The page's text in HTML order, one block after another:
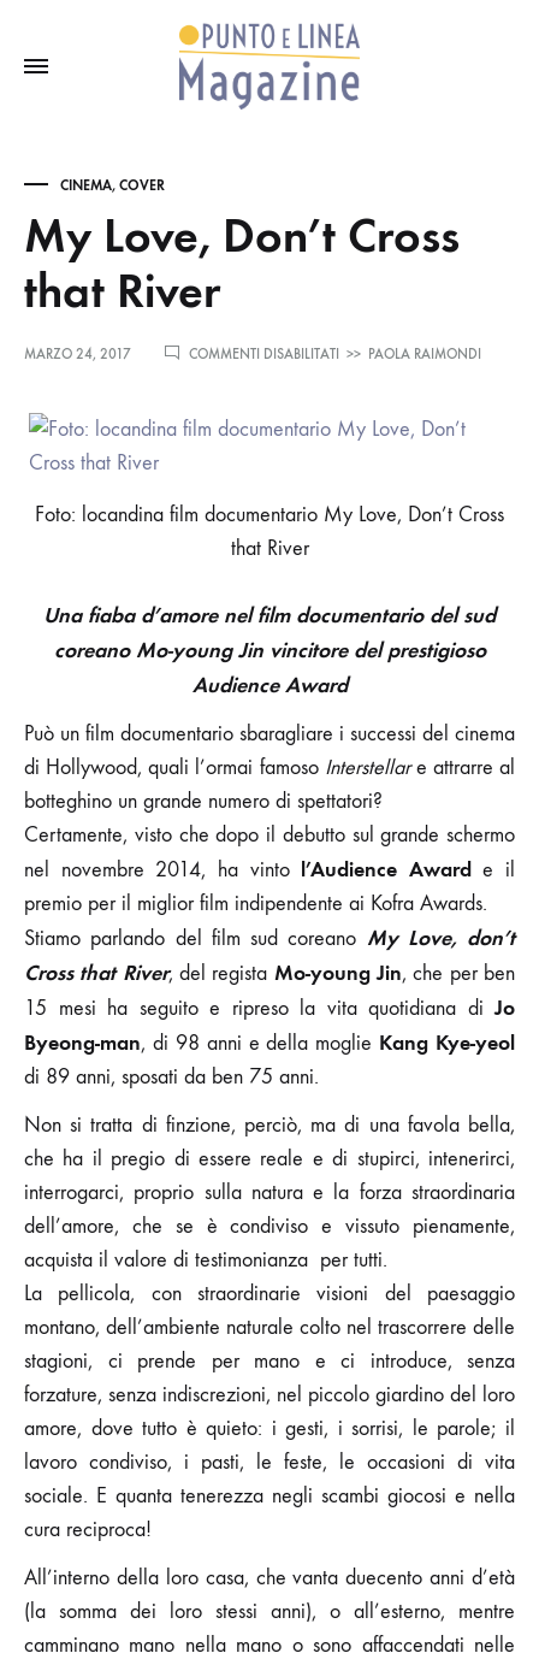
CINEMA, COVER
My Love, Don’t Cross
that River
MARZO 24, 2017 COMMENTI DISABILITATI
SU
DON’T
CROSS
>> PAOLA RAIMONDI
Foto: locandina film documentario My Love, Don’t Cross
that River
Una fiaba d’amore nel film documentario del sud
coreano Mo-young Jin vincitore del prestigioso
Audience Award
Può un film documentario sbaragliare i successi del cinema
di Hollywood, quali l’ormai famoso Interstellare attrarre al
botteghino un grande numero di spettatori?
Certamente, visto che dopo il debutto sul grande schermo
nel novembre 2014, ha vinto l’Audience Awarde il
premio per il miglior film indipendente ai Kofra Awards.
Stiamo parlando del film sud coreano My Love, don’t
Cross that River, del regista Mo-young Jin, che per ben
15 mesi ha seguito e ripreso la vita quotidiana diJo
Byeong-man, di 98 anni e della moglie Kang Kye-yeol
di 89 anni, sposati da ben 75 anni.
Non si tratta di finzione, perciò, ma di una favola bella,
che ha il pregio di essere reale e di stupirci, intenerirci,
interrogarci, proprio sulla natura e la forza straordinaria
dell’amore, che se è condiviso e vissuto pienamente,
acquista il valore di testimonianza per tutti.
La pellicola, con straordinarie visioni del paesaggio
montano, dell’ambiente naturale colto nel trascorrere delle
stagioni, ci prende per mano e ci introduce, senza
forzature, senza indiscrezioni, nel piccolo giardino del loro
amore, dove tutto è quieto: i gesti, i sorrisi, le parole; il
lavoro condiviso, i pasti, le feste, le occasioni di vita
sociale. E quanta tenerezza negli scambi giocosi e nella
cura reciproca!
All’interno della loro casa, che vanta duecento anni d’età
(la somma dei loro stessi anni), o all’esterno, mentre
camminano mano nella mano o sono affaccendati nelle